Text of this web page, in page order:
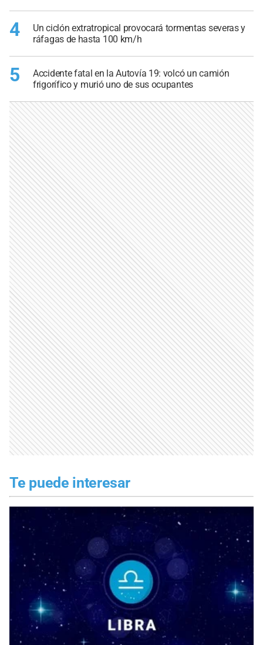
4
Un ciclón extratropical provocará tormentas severas y
ráfagas de hasta 100 km/h
5
Accidente fatal en la Autovía 19: volcó un camión
frigorífico y murió uno de sus ocupantes
Te puede interesar